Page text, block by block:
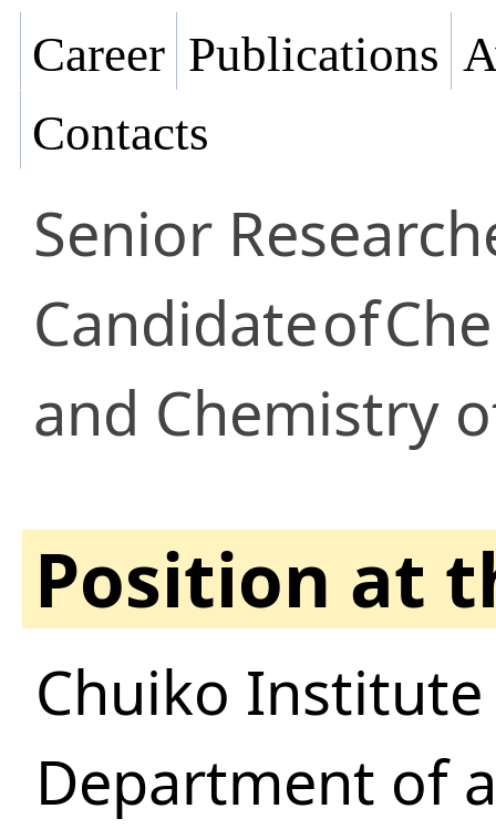
Career Publications
Contacts
Senior
Candidateof
and Chemistry
Position at
Chuiko
Department of